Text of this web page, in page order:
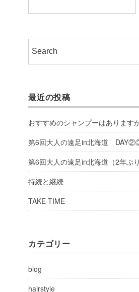
最近の投稿
おすすめのシャンプーはあります
第6回大人の遠足in北海道
第6回大人の遠足in北海道（2年ぶ
持続と継続
TAKE TIME
カテゴリー
blog
hairstyle